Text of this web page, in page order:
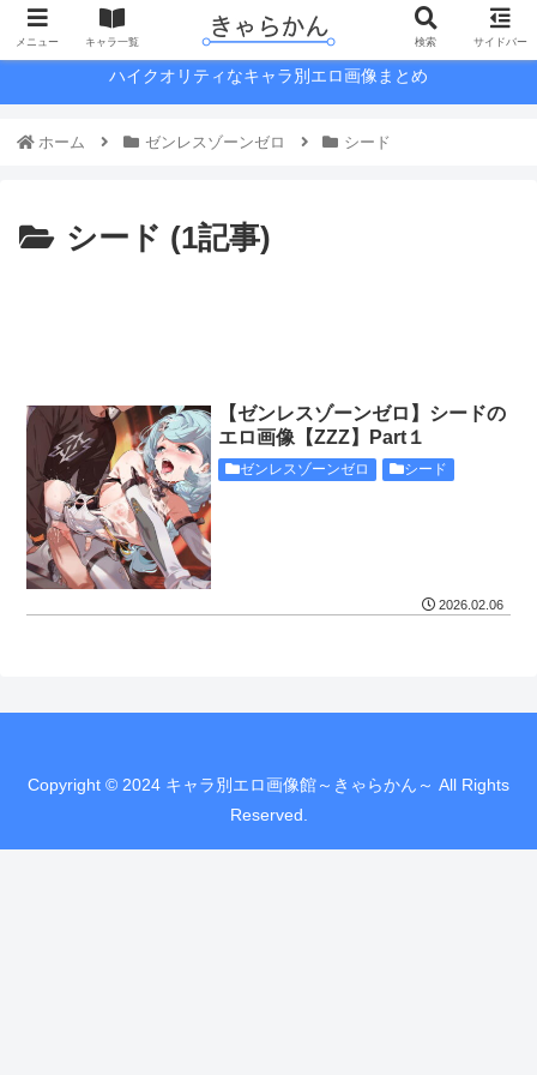
ハイクオリティなキャラ別エロ画像まとめ
ホーム ゼンレスゾーンゼロ シード
シード (1記事)
【ゼンレスゾーンゼロ】シードの
エロ画像【ZZZ】Part１
ゼンレスゾーンゼロ シード
2026.02.06
Copyright © 2024 キャラ別エロ画像館～きゃらかん～ All Rights
Reserved.
メニュー キャラ一覧 検索 サイドバー